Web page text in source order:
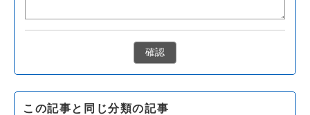
確認
この記事と同じ分類の記事